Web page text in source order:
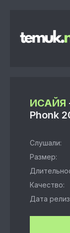
ИСАЙЯ
Phonk
Слушали:
Размер:
Качество:
Дата